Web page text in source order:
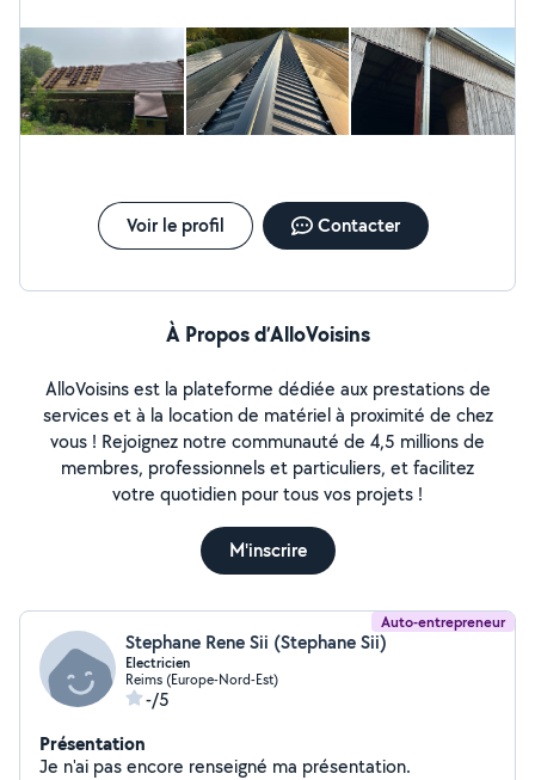
Voir le profil Contacter
À Propos d’AlloVoisins
AlloVoisins est la plateforme dédiée aux prestations de
services et à la location de matériel à proximité de chez
vous ! Rejoignez notre communauté de 4,5 millions de
membres, professionnels et particuliers, et facilitez
votre quotidien pour tous vos projets !
M'inscrire
Auto-entrepreneur
Stephane Rene Sii (Stephane Sii)
Electricien
Reims (Europe-Nord-Est)
-/5
Présentation
Je n'ai pas encore renseigné ma présentation.